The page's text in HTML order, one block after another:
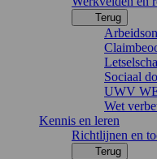
Terug
Sociaal
UWV
Wet
Kennis en leren
Richtlijnen en
Terug